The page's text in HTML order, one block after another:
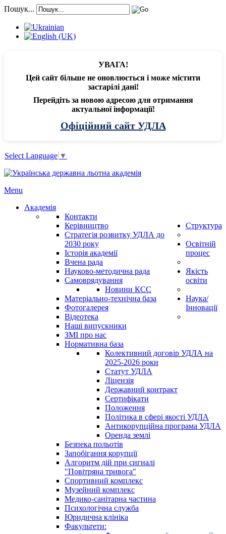
Пошук...
УВАГА!
Цей сайт більше не оновлюється і може містити
застарілі дані!
Перейдіть за новою адресою для отримання
актуальної інформації!
Офіційний сайт УДЛА
Select Language ▼
Menu
Академія
Контакти
Керівництво
Стратегія розвитку УДЛА до
2030 року
Історія академії
Вчена рада
Науково-методична рада
Самоврядування
Новини КСС
Матеріально-технічна база
Фотогалерея
Відеотека
Наші випускники
ЗМІ про нас
Нормативна база
Колективний договір УДЛА на
2025-2026 роки
Статут УДЛА
Ліцензія
Державний контракт
Сертифікати
Положення
Політика в сфері якості УДЛА
Антикорупційна програма УДЛА
Оренда землі
Безпека польотів
Запобігання корупції
Алгоритм дій при сигналі
"Повітряна тривога"
Структура
Спортивний комплекс
Музейний комплекс
Медико-санітарна частина
Психологічна служба
Юридична клініка
Факультети:
Освітній
процес
Якість
освіти
Наука/
Інновації